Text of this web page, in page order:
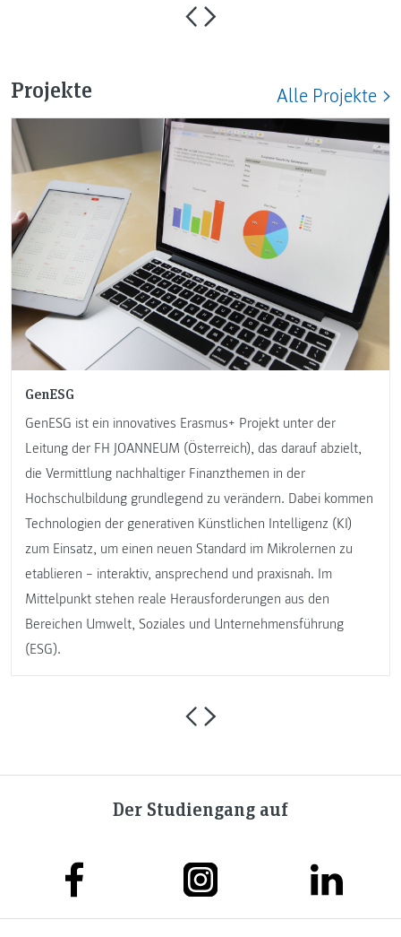
Projekte Alle Projekte
GenESG
GenESG ist ein innovatives Erasmus+ Projekt unter der
Leitung der FH JOANNEUM (Österreich), das darauf abzielt,
die Vermittlung nachhaltiger Finanzthemen in der
Hochschulbildung grundlegend zu verändern. Dabei kommen
Technologien der generativen Künstlichen Intelligenz (KI)
zum Einsatz, um einen neuen Standard im Mikrolernen zu
etablieren – interaktiv, ansprechend und praxisnah. Im
Mittelpunkt stehen reale Herausforderungen aus den
Bereichen Umwelt, Soziales und Unternehmensführung
(ESG).
Der Studiengang auf